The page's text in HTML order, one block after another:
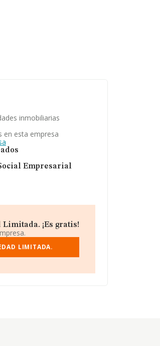
inmobiliarias
en esta empresa
Empresarial
¡Es gratis!
LIMITADA.